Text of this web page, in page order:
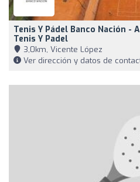
Tenis Y Pádel Banco Nación -
Tenis Y Padel
3,0km, Vicente López
Ver dirección y datos de